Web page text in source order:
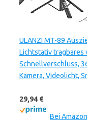
ULANZI MT-89
Lichtstativ tragbares
Schnellverschluss,
Kamera, Videolicht,
29,94 €
Bei